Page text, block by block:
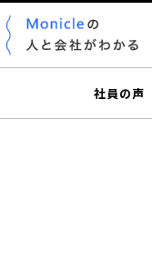
社員の声